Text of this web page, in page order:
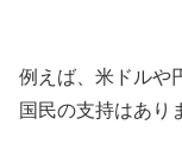
例えば、米ドルや
国民の支持はあり